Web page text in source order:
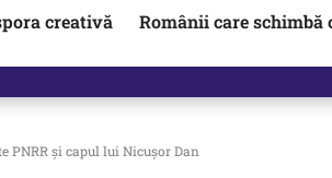
creativă
Românii care
PNRR și capul lui Nicușor Dan